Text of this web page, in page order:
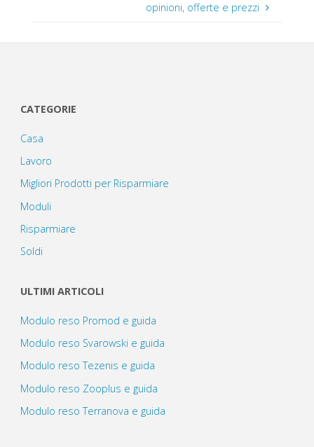
opinioni, offerte e prezzi
CATEGORIE
Casa
Lavoro
Migliori Prodotti per Risparmiare
Moduli
Risparmiare
Soldi
ULTIMI ARTICOLI
Modulo reso Promod e guida
Modulo reso Svarowski e guida
Modulo reso Tezenis e guida
Modulo reso Zooplus e guida
Modulo reso Terranova e guida